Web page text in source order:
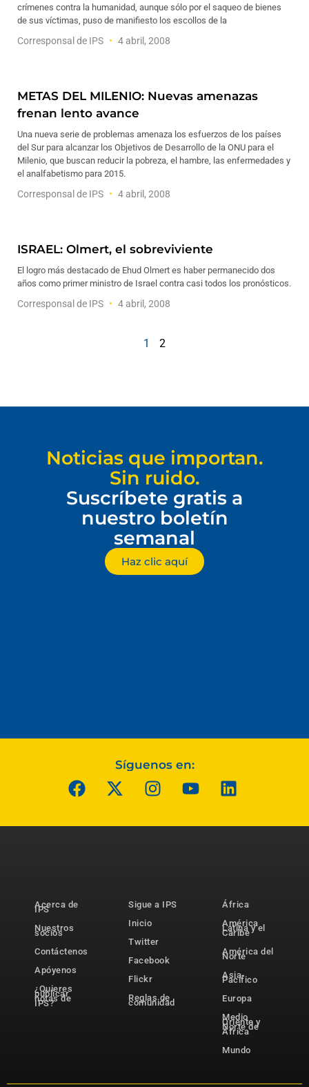
crímenes contra la humanidad, aunque sólo por el saqueo de bienes
de sus víctimas, puso de manifiesto los escollos de la
Corresponsal de IPS 4 abril, 2008
METAS DEL MILENIO: Nuevas amenazas
frenan lento avance
Una nueva serie de problemas amenaza los esfuerzos de los países
del Sur para alcanzar los Objetivos de Desarrollo de la ONU para el
Milenio, que buscan reducir la pobreza, el hambre, las enfermedades y
el analfabetismo para 2015.
Corresponsal de IPS 4 abril, 2008
ISRAEL: Olmert, el sobreviviente
El logro más destacado de Ehud Olmert es haber permanecido dos
años como primer ministro de Israel contra casi todos los pronósticos.
Corresponsal de IPS 4 abril, 2008
1 2
Noticias que importan.
Sin ruido.
Suscríbete gratis a
nuestro boletín
semanal
Haz clic aquí
Síguenos en:
Acerca de
IPS
Nuestros
socios
Contáctenos
Apóyenos
¿Quieres
publicar
notas de
IPS?
Sigue a IPS
Inicio
Twitter
Facebook
Flickr
Reglas de
comunidad
África
América
Latina y el
Caribe
América del
Norte
Asia-
Pacífico
Europa
Medio
Oriente y
Norte de
África
Mundo